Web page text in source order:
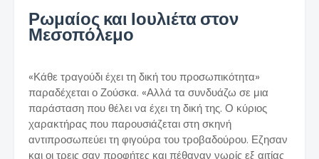
Ρωμαίος και Ιουλιέτα στον
Μεσοπόλεμο
«Κάθε τραγούδι έχει τη δική του προσωπικότητα»
παραδέχεται ο Ζούσκα. «Αλλά τα συνδυάζω σε μια
παράσταση που θέλει να έχει τη δική της. Ο κύριος
χαρακτήρας που παρουσιάζεται στη σκηνή
αντιπροσωπεύει τη φιγούρα του τροβαδούρου. Εζησαν
και οι τρεις σαν προφήτες και πέθαναν νωρίς εξ αιτίας